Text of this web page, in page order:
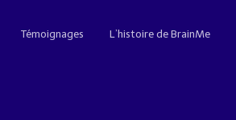
Témoignages L’histoire de BrainMe